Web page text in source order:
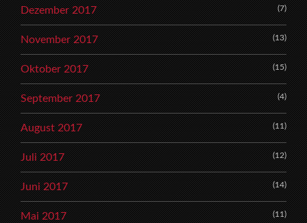
Dezember 2017 (7)
November 2017 (13)
Oktober 2017 (15)
September 2017 (4)
August 2017 (11)
Juli 2017 (12)
Juni 2017 (14)
Mai 2017 (11)